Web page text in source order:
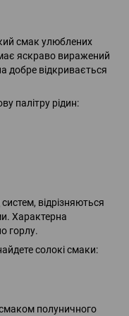
смак улюблених
яскраво виражений
добре відкривається
палітру рідин:
відрізняються
Характерна
горлу.
солокі смаки:
смаком полуничного